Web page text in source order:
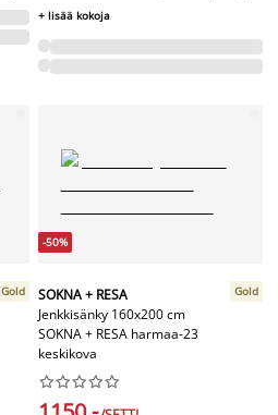
+ lisää kokoja
Gold
-50%
SOKNA + RESA
Jenkkisänky 160x200 cm
SOKNA + RESA harmaa-23
keskikova
Gold





